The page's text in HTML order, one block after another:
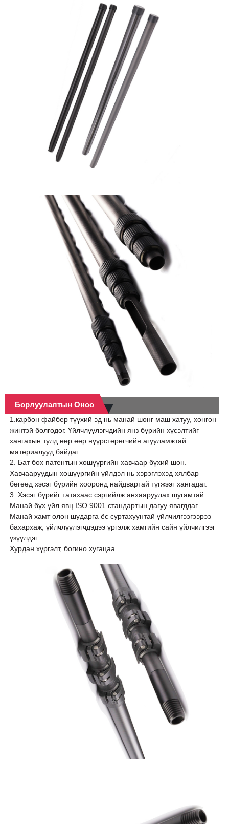
Борлуулалтын Оноо
1.карбон файбер түүхий эд нь манай шонг маш хатуу, хөнгөн
жинтэй болгодог. Үйлчлүүлэгчдийн янз бүрийн хүсэлтийг
хангахын тулд өөр өөр нүүрстөрөгчийн агууламжтай
материалууд байдаг.
2. Бат бөх патентын хөшүүргийн хавчаар бүхий шон.
Хавчааруудын хөшүүргийн үйлдэл нь хэрэглэхэд хялбар
бөгөөд хэсэг бүрийн хооронд найдвартай түгжээг хангадаг.
3. Хэсэг бүрийг татахаас сэргийлж анхааруулах шугамтай.
Манай бүх үйл явц ISO 9001 стандартын дагуу явагддаг.
Манай хамт олон шударга ёс суртахуунтай үйлчилгээгээрээ
бахархаж, үйлчлүүлэгчдэдээ үргэлж хамгийн сайн үйлчилгээг
үзүүлдэг.
Хурдан хүргэлт, богино хугацаа